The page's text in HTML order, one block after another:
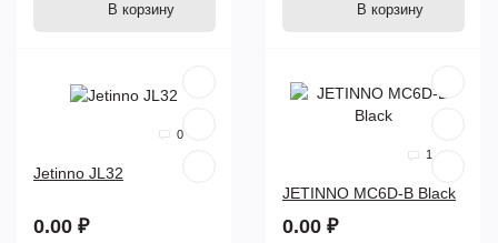
В корзину В корзину
0
Jetinno JL32
0.00 ₽
1
JETINNO MC6D-B Black
0.00 ₽